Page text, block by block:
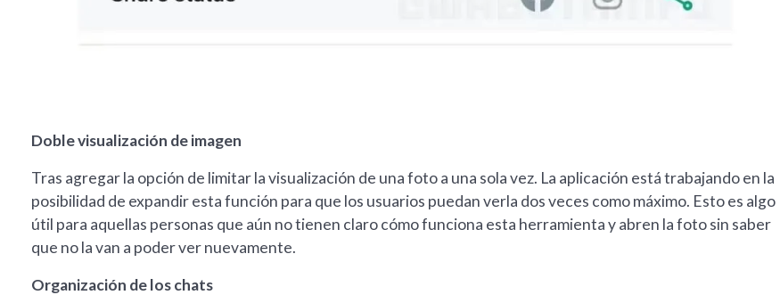
Doble visualización de imagen
Tras agregar la opción de limitar la visualización de una foto a una sola vez. La aplicación está trabajando en la
posibilidad de expandir esta función para que los usuarios puedan verla dos veces como máximo. Esto es algo
útil para aquellas personas que aún no tienen claro cómo funciona esta herramienta y abren la foto sin saber
que no la van a poder ver nuevamente.
Organización de los chats